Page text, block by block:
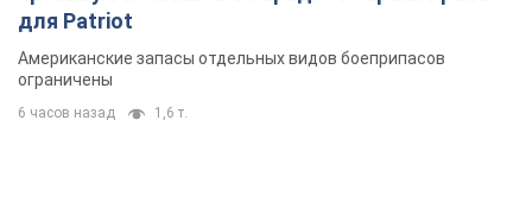
для Patriot
Американские запасы отдельных видов боеприпасов
ограничены
6 часов назад 1,6 т.